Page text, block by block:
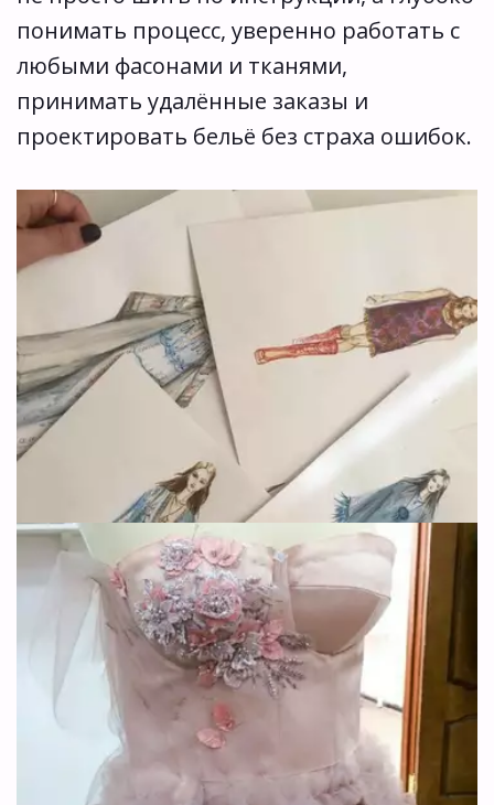
понимать процесс, уверенно работать с
любыми фасонами и тканями,
принимать удалённые заказы и
проектировать бельё без страха ошибок.